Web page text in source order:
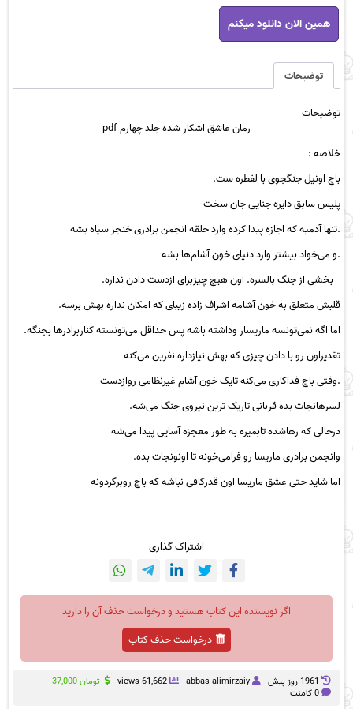
رمان
عاشق
اشکار
جلد
چهارم
عدد
همین الان دانلود میکنم
توضیحات
توضیحات
رمان عاشق اشکار شده جلد چهارم pdf
خلاصه :
باچ اونیل جنگجوی با لفطره‌ ست.
پلیس سابق دایره جنایی جان سخت
.تنها آدمیه که اجازه پیدا کرده وارد حلقه انجمن برادری خنجر سیاه بشه
.و می‌خواد بیشتر وارد دنیای خون آشام‌ها بشه
_ بخشی از جنگ بالسره. اون هیچ چیزبرای ازدست دادن نداره.
قلبش متعلق به خون‌ آشامه اشراف زاده زیبای که امکان نداره بهش برسه.
اما اگه نمی‌تونسه ماریسار وداشته باشه پسحداقلمی‌تونسته کناربرادرها بجنگه.
تقدیراون رو با دادن چیزی که بهشنیازداره نفرین می‌کنه
.وقتی باچ فداکاری می‌کنه تایک خون آشام غیرنظامی روازدست
لسرهانجات بده قربانی تاریک ترین نیرویجنگمی‌شه.
درحالی که رهاشده تابمیره به طور معجزه آسایی پیدا می‌شه
وانجمن برادری ماریسا رو فرامی‌خونهتا اونونجات بده.
اما شاید حتی عشق ماریسا اون قدرکافی نباشه که باچ روبرگردونه
اشتراک گذاری
اگر نویسنده این کتاب هستید و درخواست حذف آن را دارید
درخواست حذف کتاب
1961 روز پيش abbas alimirzaiy
61,662 views تومان37,000
0 کامنت